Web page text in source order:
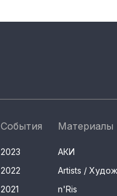
События
2023
2022
2021
Материалы
АКИ
Artists /
n'Ris